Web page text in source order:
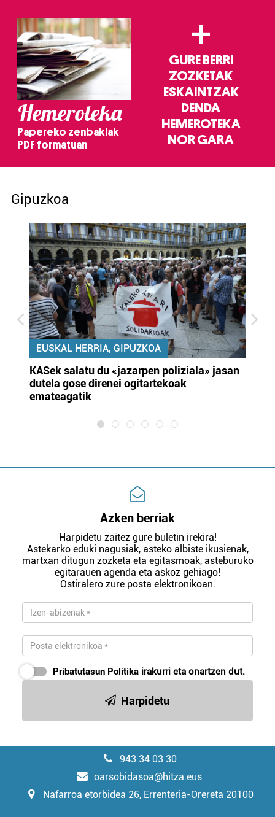
Hemeroteka
Papereko zenbakiak
PDF formatuan
+
GURE BERRI
ZOZKETAK
ESKAINTZAK
DENDA
HEMEROTEKA
NOR GARA
Gipuzkoa
EUSKAL HERRIA, GIPUZKOA
KASek salatu du «jazarpen poliziala» jasan
dutela gose direnei ogitartekoak
emateagatik
Azken berriak
Harpidetu zaitez gure buletin irekira!
Astekarko eduki nagusiak, asteko albiste ikusienak,
martxan ditugun zozketa eta egitasmoak, asteburuko
egitarauen agenda eta askoz gehiago!
Ostiralero zure posta elektronikoan.
Pribatutasun Politika irakurri eta onartzen dut.
Harpidetu
943 34 03 30
oarsobidasoa@hitza.eus
Nafarroa etorbidea 26, Errenteria-Orereta 20100